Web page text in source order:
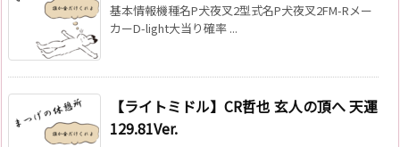
基本情報機種名P犬夜叉2型式名P犬夜叉2FM-Rメー
カーD-light大当り確率 ...
【ライトミドル】CR哲也 玄人の頂へ 天運
129.81Ver.